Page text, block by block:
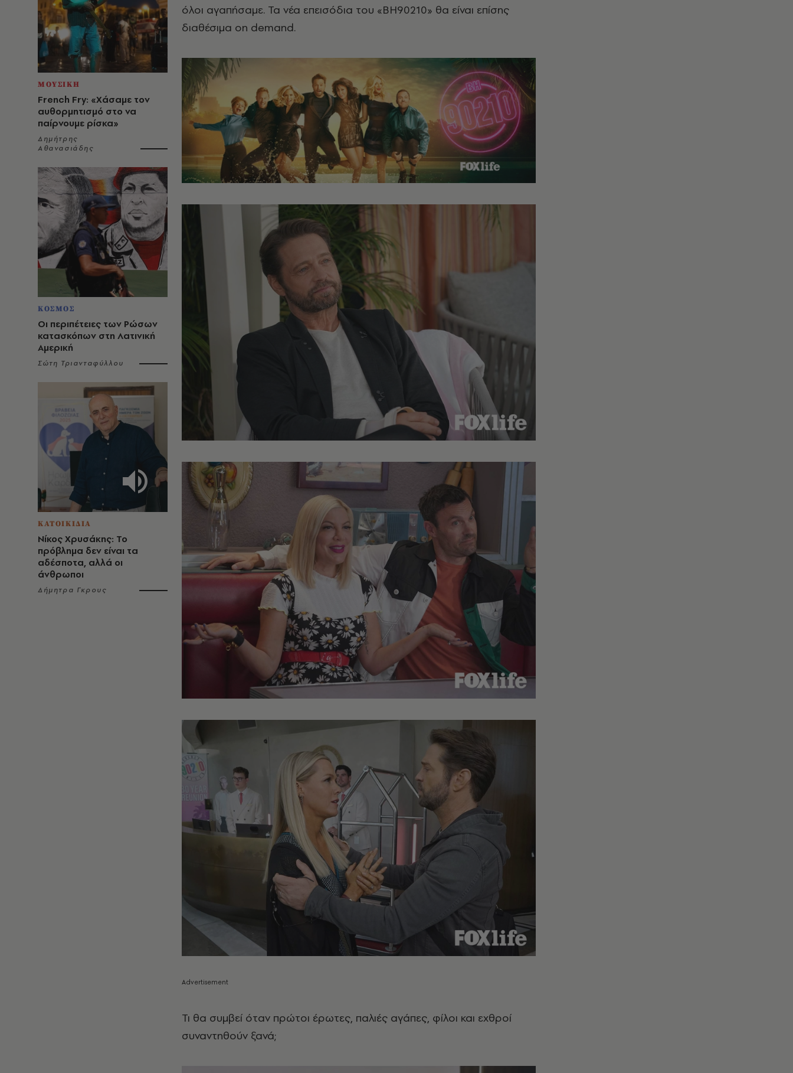
ΜΟΥΣΙΚΗ
French Fry: «Χάσαμε τον
αυθορμητισμό στο να
παίρνουμε ρίσκα»
Δημήτρης
Αθανασιάδης
ΚΟΣΜΟΣ
Οι περιπέτειες των Ρώσων
κατασκόπων στη Λατινική
Αμερική
Σώτη Τριανταφύλλου
ΚΑΤΟΙΚΙΔΙΑ
Νίκος Χρυσάκης: Το
πρόβλημα δεν είναι τα
αδέσποτα, αλλά οι
άνθρωποι
Δήμητρα Γκρους
όλοι αγαπήσαμε. Τα νέα επεισόδια του «BH90210» θα είναι επίσης
διαθέσιμα on demand.
Τι θα συμβεί όταν πρώτοι έρωτες, παλιές αγάπες, φίλοι και εχθροί
συναντηθούν ξανά;